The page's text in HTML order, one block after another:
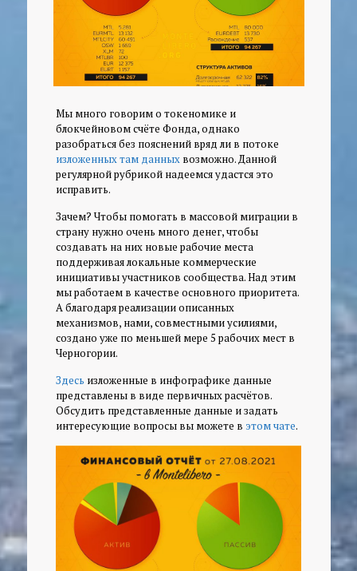
Мы много говорим о токеномике и
блокчейновом счёте Фонда, однако
разобраться без пояснений вряд ли в потоке
изложенных там данныхвозможно. Данной
регулярной рубрикой надеемся удастся это
исправить.
Зачем? Чтобы помогать в массовой миграции в
страну нужно очень много денег, чтобы
создавать на них новые рабочие места
поддерживая локальные коммерческие
инициативы участников сообщества. Над этим
мы работаем в качестве основного приоритета.
А благодаря реализации описанных
механизмов, нами, совместными усилиями,
создано уже по меньшей мере 5 рабочих мест в
Черногории.
Здесь изложенные в инфографике данные
представлены в виде первичных расчётов.
Обсудить представленные данные и задать
интересующие вопросы вы можете в этом чате.